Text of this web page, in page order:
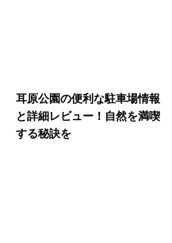
耳原公園の便利な駐車場情報
と詳細レビュー！自然を満喫
する秘訣を